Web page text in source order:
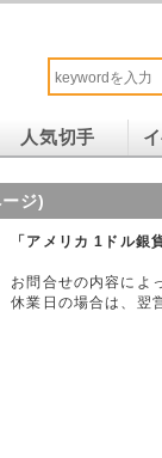
人気切手
ジ)
「アメリカ 1ドル
お問合せの内容によ
休業日の場合は、翌